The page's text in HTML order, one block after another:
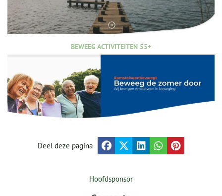
BEWEEG ACTIVITEITEN 55+
Deel deze pagina
Hoofdsponsor